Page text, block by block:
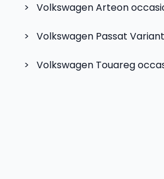
> Volkswagen Arteon
> Volkswagen Passat Variant
> Volkswagen Touareg